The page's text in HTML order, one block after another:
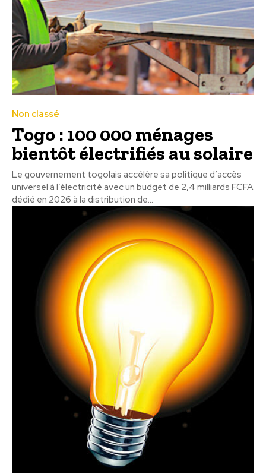
Non classé
Togo : 100 000 ménages
bientôt électrifiés au solaire
Le gouvernement togolais accélère sa politique d’accès
universel à l’électricité avec un budget de 2,4 milliards FCFA
dédié en 2026 à la distribution de...